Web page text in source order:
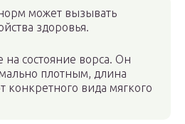
может вызывать
здоровья.
состояние ворса. Он
плотным, длина
конкретного вида мягкого